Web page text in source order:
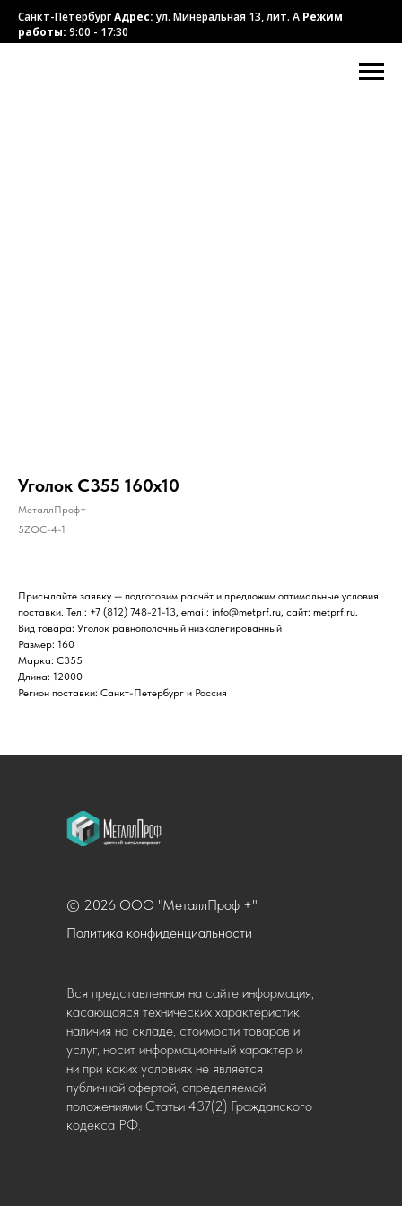
Санкт-ПетербургАдрес:ул. Минеральная 13, лит. А Режим
работы: 9:00 - 17:30
Уголок С355 160х10
МеталлПроф+
5ZOC-4-1
Присылайте заявку — подготовим расчёт и предложим оптимальные условия
поставки. Тел.: +7 (812) 748-21-13, email: info@metprf.ru, сайт: metprf.ru.
Вид товара: Уголок равнополочный низколегированный
Размер: 160
Марка: С355
Длина: 12000
Регион поставки: Санкт-Петербург и Россия
Политика конфиденциальности
© 2026 ООО "МеталлПроф +"
Вся представленная на сайте информация,
касающаяся технических характеристик,
наличия на складе, стоимости товаров и
услуг, носит информационный характер и
ни при каких условиях не является
публичной офертой, определяемой
положениями Статьи 437(2) Гражданского
кодекса РФ.